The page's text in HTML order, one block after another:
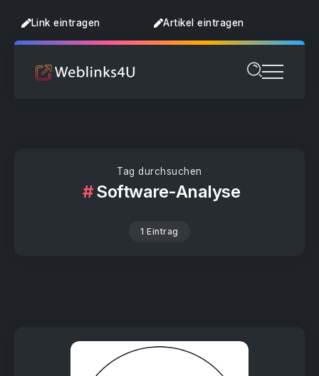
Link eintragen Artikel eintragen
Tag durchsuchen
Software-Analyse
1 Eintrag